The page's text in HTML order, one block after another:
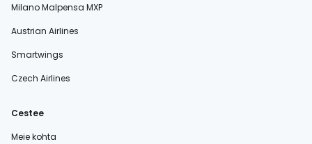
Milano Malpensa MXP
Austrian Airlines
Smartwings
Czech Airlines
Cestee
Meie kohta